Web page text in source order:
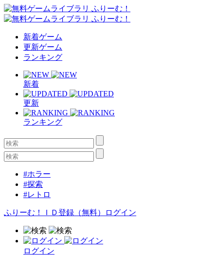
新着ゲーム
更新ゲーム
ランキング
新着
更新
ランキング
#ホラー
#探索
#レトロ
ふりーむ！ＩＤ登録（無料） ログイン
ログイン